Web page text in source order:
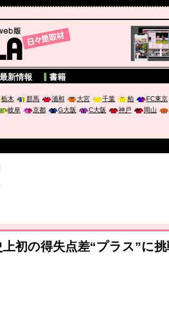
新情報 書籍
栃木 群馬 浦和 大宮 千葉 柏 FC東京
岐阜 京都 G大阪 C大阪 神戸 岡山
」
ウム「気候変動から命を守る ～エネルギ
初の得失点差“プラス”に